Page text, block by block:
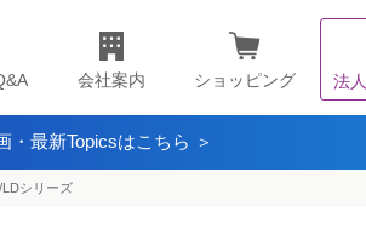
会社案内 ショッピング 法
・最新Topicsはこちら ＞
シリーズ